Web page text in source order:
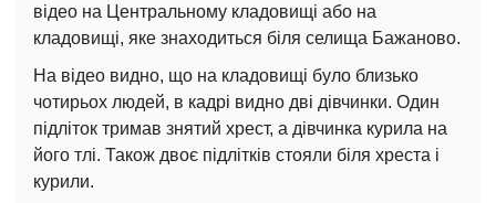
відео на Центральному кладовищі або на
кладовищі, яке знаходиться біля селища Бажаново.
На відео видно, що на кладовищі було близько
чотирьох людей, в кадрі видно дві дівчинки. Один
підліток тримав знятий хрест, а дівчинка курила на
його тлі. Також двоє підлітків стояли біля хреста і
курили.